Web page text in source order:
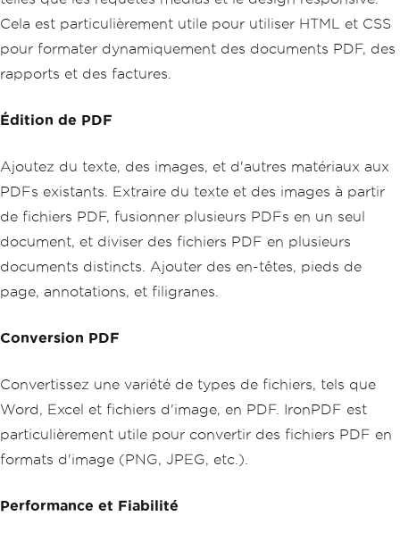
Cela est particulièrement utile pour utiliser HTML et CSS
pour formater dynamiquement des documents PDF, des
rapports et des factures.
Édition de PDF
Ajoutez du texte, des images, et d'autres matériaux aux
PDFs existants. Extraire du texte et des images à partir
de fichiers PDF, fusionner plusieurs PDFs en un seul
document, et diviser des fichiers PDF en plusieurs
documents distincts. Ajouter des en-têtes, pieds de
page, annotations, et filigranes.
Conversion PDF
Convertissez une variété de types de fichiers, tels que
Word, Excel et fichiers d'image, en PDF. IronPDF est
particulièrement utile pour convertir des fichiers PDF en
formats d'image (PNG, JPEG, etc.).
Performance et Fiabilité